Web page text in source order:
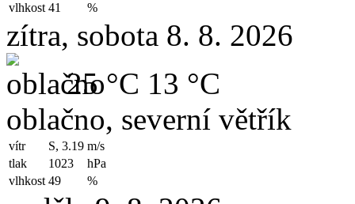
vlhkost 41 %
zítra, sobota 8. 8. 2026
25 °C 13 °C
oblačno, severní větřík
vítr S, 3.19 m/s
tlak
1023
hPa
vlhkost 49 %